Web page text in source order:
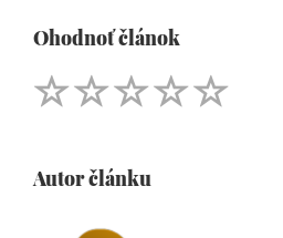
Ohodnoť článok
Autor článku